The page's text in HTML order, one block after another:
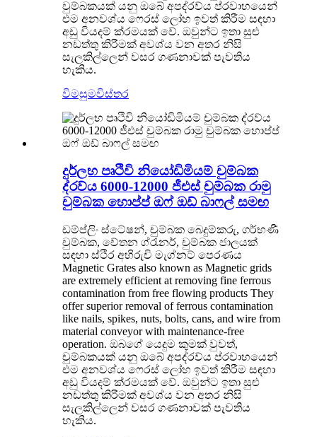
චුම්බකයක් යනු ඔබේ අපද්රව්ය ප්රවාහයෙන්
එම අනවශ්ය ෆෙරස් ලෝහ ඉවත් කිරීම සඳහා
අඩු වියදම් ක්රමයක් වේ. ඔවුන්ට ඉතා සුළු
නඩත්තු කිරීමක් අවශ්ය වන අතර නිසි
සැලකිල්ලෙන් වසර ගණනාවක් පැවතිය
හැකිය.
විමසුමවිස්තර
දුර්ලභ පෘථිවි නියෝඩිමියම් චුම්බක
ද්රව්ය 6000-12000 ජීඑස් චුම්බක රාමු
චුම්බක හොප්ප් ඔෆ් ඔඩ් බාෆල් සමඟ
ඩම්ප්ලිං ස්ටේෂන්, චුම්බක බෙදුම්කරු, ගර්භණී
චුම්බක, චේතන ග්රැනර්, චුම්බක ජාලයක්
සඳහා ස්ථිර අභිරුචි මැග්නට් පෙරණය
Magnetic Grates also known as Magnetic grids
are extremely efficient at removing fine ferrous
contamination from free flowing products They
offer superior removal of ferrous contamination
like nails, spikes, nuts, bolts, cans, and wire from
material conveyor with maintenance-free
operation. ඔබගේ යෙදුම කුමක් වුවත්,
චුම්බකයක් යනු ඔබේ අපද්රව්ය ප්රවාහයෙන්
එම අනවශ්ය ෆෙරස් ලෝහ ඉවත් කිරීම සඳහා
අඩු වියදම් ක්රමයක් වේ. ඔවුන්ට ඉතා සුළු
නඩත්තු කිරීමක් අවශ්ය වන අතර නිසි
සැලකිල්ලෙන් වසර ගණනාවක් පැවතිය
හැකිය.